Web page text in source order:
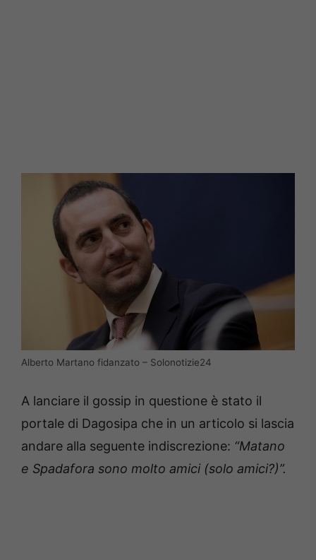
Alberto Martano fidanzato – Solonotizie24
A lanciare il gossip in questione è stato il
portale di Dagosipa che in un articolo si lascia
andare alla seguente indiscrezione: “Matano
e Spadafora sono molto amici (solo amici?)”.